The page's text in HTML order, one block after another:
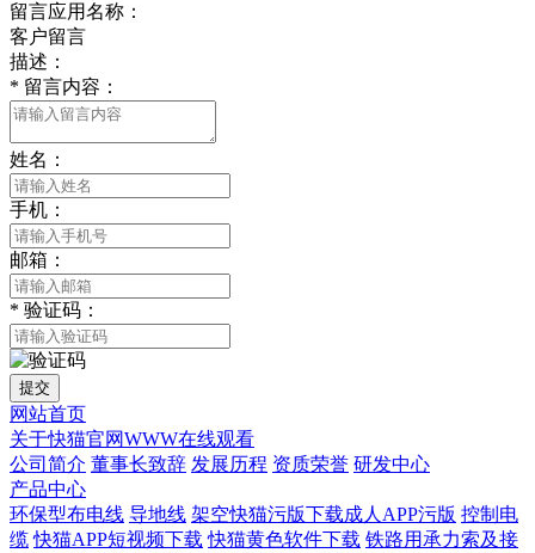
留言应用名称：
客户留言
描述：
* 留言内容：
姓名：
手机：
邮箱：
* 验证码：
提交
网站首页
关于快猫官网WWW在线观看
公司简介 董事长致辞 发展历程 资质荣誉 研发中心
产品中心
环保型布电线 导地线 架空快猫污版下载成人APP污版 控制电
缆 快猫APP短视频下载 快猫黄色软件下载 铁路用承力索及接